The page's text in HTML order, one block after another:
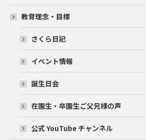
教育理念・目標
さくら日記
イベント情報
誕生日会
在園生・卒園生ご父兄様の声
公式 YouTube チャンネル